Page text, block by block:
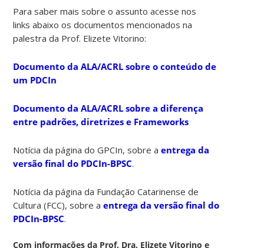
Para saber mais sobre o assunto acesse nos
links abaixo os documentos mencionados na
palestra da Prof. Elizete Vitorino:
Documento da ALA/ACRL sobre o conteúdo de
um PDCIn
Documento da ALA/ACRL sobre a diferença
entre padrões, diretrizes e Frameworks
Notícia da página do GPCIn, sobre aentrega da
versão final do PDCIn-BPSC.
Notícia da página da Fundação Catarinense de
Cultura (FCC), sobre a entrega da versão final do
PDCIn-BPSC.
Com informações da Prof. Dra. Elizete Vitorino e